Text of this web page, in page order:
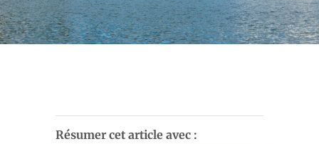
Résumer cet article avec :